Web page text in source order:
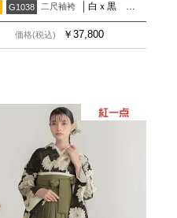
G1038 二尺袖袴 白ｘ黒 桜楓に椿
価格(税込) ￥37,800